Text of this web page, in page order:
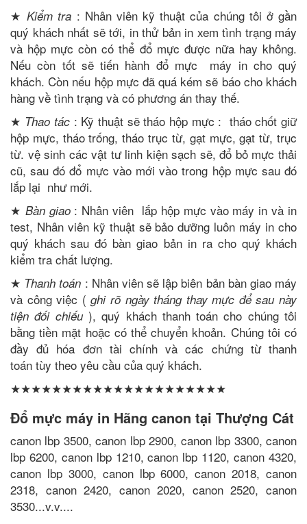
★Kiểm tra : Nhân viên kỹ thuật của chúng tôi ở gần
quý khách nhất sẽ tới, in thử bản in xem tình trạng máy
và hộp mực còn có thể đổ mực được nữa hay không.
Nếu còn tốt sẽ tiến hành đổ mực máy in cho quý
khách. Còn nếu hộp mực đã quá kém sẽ báo cho khách
hàng về tình trạng và có phương án thay thế.
★ Thao tác : Kỹ thuật sẽ tháo hộp mực : tháo chốt giữ
hộp mực, tháo trống, tháo trục từ, gạt mực, gạt từ, trục
từ. vệ sinh các vật tư linh kiện sạch sẽ, đổ bỏ mực thải
cũ, sau đó đổ mực vào mới vào trong hộp mực sau đó
lắp lại như mới.
★ Bàn giao : Nhân viên lắp hộp mực vào máy in và in
test, Nhân viên kỹ thuật sẽ bảo dưỡng luôn máy in cho
quý khách sau đó bàn giao bản in ra cho quý khách
kiểm tra chất lượng.
★ Thanh toán : Nhân viên sẽ lập biên bản bàn giao máy
và công việc (ghi rõ ngày tháng thay mực để sau này
tiện đối chiếu), quý khách thanh toán cho chúng tôi
bằng tiền mặt hoặc có thể chuyển khoản. Chúng tôi có
đầy đủ hóa đơn tài chính và các chứng từ thanh
toán tùy theo yêu cầu của quý khách.
★★★★★★★★★★★★★★★★★★★★★
Đổ mực máy in Hãng canon tại Thượng Cát
canon lbp 3500, canon lbp 2900, canon lbp 3300, canon
lbp 6200, canon lbp 1210, canon lbp 1120, canon 4320,
canon lbp 3000, canon lbp 6000, canon 2018, canon
2318, canon 2420, canon 2020, canon 2520, canon
3530...v.v....